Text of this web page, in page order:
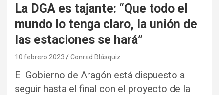
La DGA es tajante: “Que todo el
mundo lo tenga claro, la unión de
las estaciones se hará”
10 febrero 2023 Conrad Blásquiz
El Gobierno de Aragón está dispuesto a
seguir hasta el final con el proyecto de la